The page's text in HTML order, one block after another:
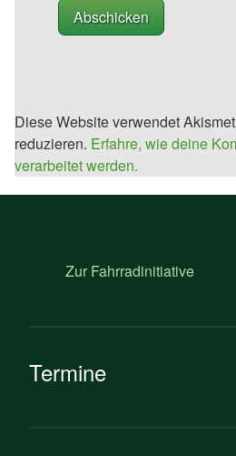
Diese Website verwendet
reduzieren. Erfahre, wie deine
verarbeitet werden.
Zur Fahrradinitiative
Termine